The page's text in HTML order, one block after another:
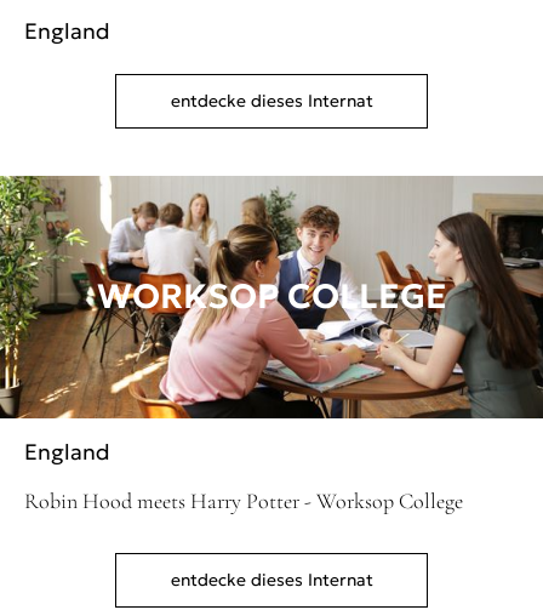
England
entdecke dieses Internat
WORKSOP COLLEGE
England
Robin Hood meets Harry Potter - Worksop College
entdecke dieses Internat